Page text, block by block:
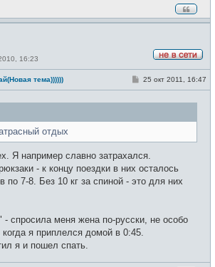
в
с
16:23
тема))))))
С
б
е
25 окт 2011, 16:47
отдых
Я например славно затрахался.
- к концу поездки в них осталось
по 7-8. Без 10 кг за спиной - это для них
спросила меня жена по-русски, не особо
я приплелся домой в 0:45.
я и пошел спать.